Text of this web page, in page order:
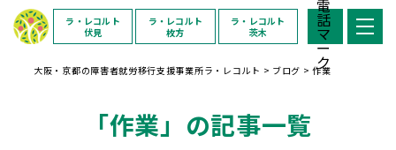
ラ・レコルト
伏見
ラ・レコルト
枚方
ラ・レコルト
茨木
大阪・京都の障害者就労移行支援事業所ラ・レコルト > ブログ >作業
「作業」の記事一覧